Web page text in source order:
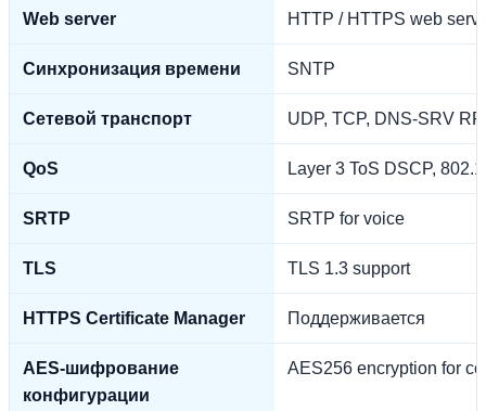
Web server HTTP / HTTPS web
Синхронизация времени SNTP
Сетевой транспорт UDP, TCP, DNS-SRV
QoS Layer 3 ToS DSCP,
SRTP SRTP for voice
TLS TLS 1.3 support
HTTPS Certificate Manager Поддерживается
AES-шифрование
конфигурации
AES256 encryption for